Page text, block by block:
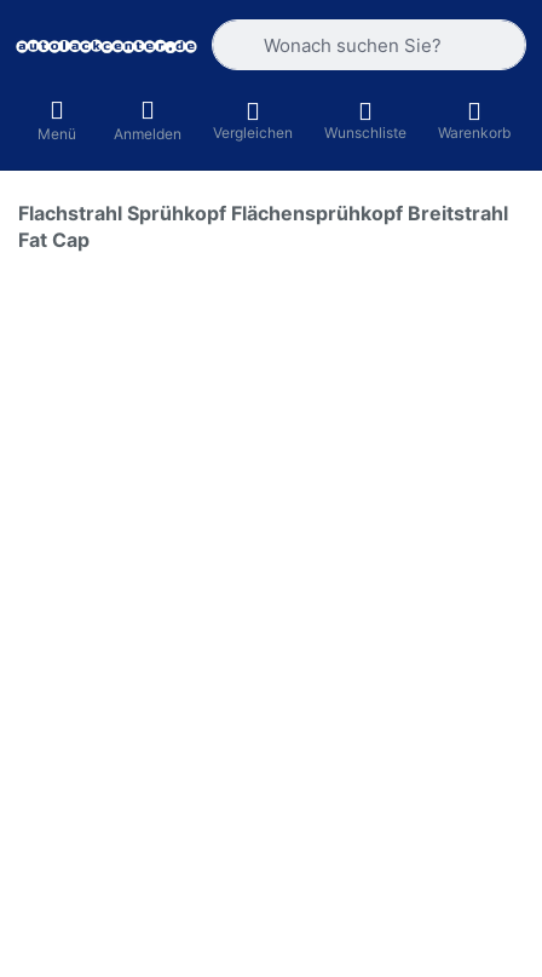
Geben Sie einen Suchbegriff ein.
Menü Anmelden Vergleichen Wunschliste Warenkorb
Flachstrahl Sprühkopf Flächensprühkopf Breitstrahl
Fat Cap